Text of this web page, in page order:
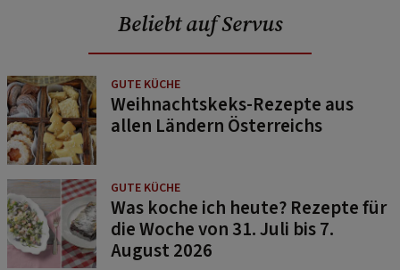
Beliebt auf Servus
GUTE KÜCHE
Weihnachtskeks-Rezepte aus
allen Ländern Österreichs
GUTE KÜCHE
Was koche ich heute? Rezepte für
die Woche von 31. Juli bis 7.
August 2026